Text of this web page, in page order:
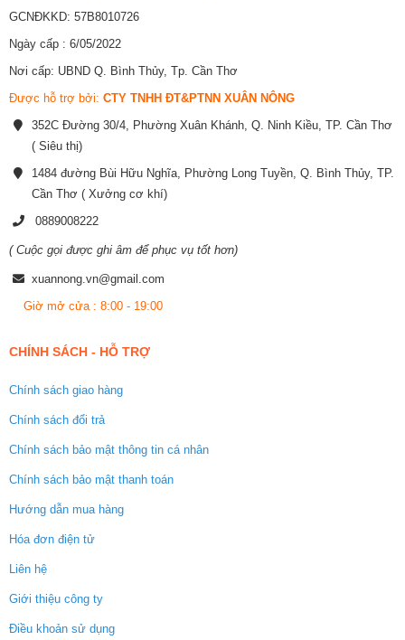
GCNĐKKD: 57B8010726
Ngày cấp : 6/05/2022
Nơi cấp: UBND Q. Bình Thủy, Tp. Cần Thơ
Được hỗ trợ bởi: CTY TNHH ĐT&PTNN XUÂN NÔNG
352C Đường 30/4, Phường Xuân Khánh, Q. Ninh Kiều, TP. Cần Thơ
( Siêu thị)
1484 đường Bùi Hữu Nghĩa, Phường Long Tuyền, Q. Bình Thủy, TP.
Cần Thơ ( Xưởng cơ khí)
0889008222
( Cuộc gọi được ghi âm để phục vụ tốt hơn)
xuannong.vn@gmail.com
Giờ mở cửa : 8:00 - 19:00
CHÍNH SÁCH - HỖ TRỢ
Chính sách giao hàng
Chính sách đổi trả
Chính sách bảo mật thông tin cá nhân
Chính sách bảo mật thanh toán
Hướng dẫn mua hàng
Hóa đơn điện tử
Liên hệ
Giới thiệu công ty
Điều khoản sử dụng